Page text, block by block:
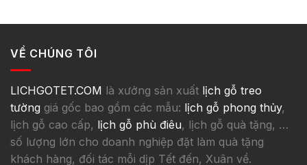
VỀ CHÚNG TÔI
LICHGOTET.COM là xưởng sản xuất lịch gỗ treo
tường giá gốc bao gồm các mẫu: lịch gỗ phong thủy,
lịch gỗ cao cấp, lịch gỗ phù điêu, lịch gỗ quà tặng, …
số lượng lớn cho doanh nghiệp đặt làm quà tặng
khách hàng, đối tác mỗi dịp Tết đến, Xuân về.